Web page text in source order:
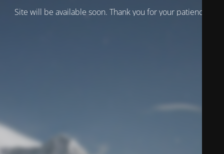
Site will be available soon. Thank you for your patience!